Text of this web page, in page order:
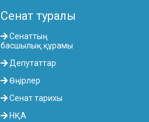
Сенат туралы
Сенаттың
басшылық құрамы
Депутаттар
Өңірлер
Сенат тарихы
НҚА